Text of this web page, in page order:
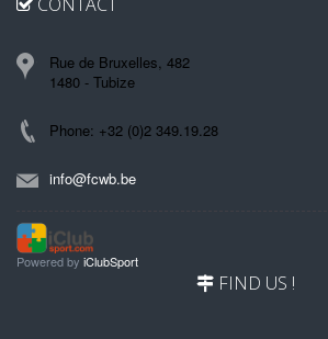
Rue de Bruxelles, 482
1480 - Tubize
Phone: +32 (0)2 349.19.28
info@fcwb.be
Powered by iClubSport
FIND US !